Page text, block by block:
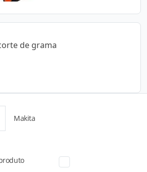
de grama
Makita
para Download